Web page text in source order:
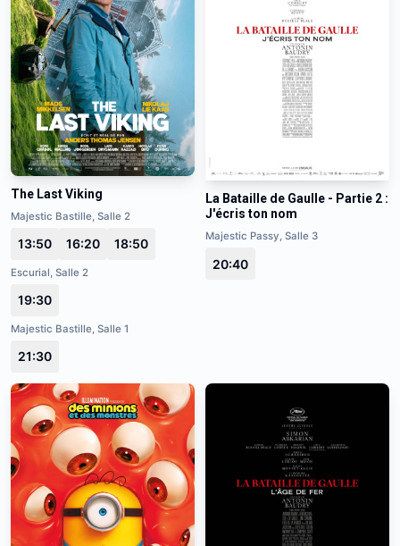
The Last Viking
Majestic Bastille, Salle 2
13:50 16:20 18:50
Escurial, Salle 2
19:30
Majestic Bastille, Salle 1
21:30
La Bataille de Gaulle - Partie 2 :
J'écris ton nom
Majestic Passy, Salle 3
20:40